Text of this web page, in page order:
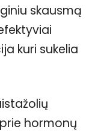
skausmą
kuri sukelia
hormonų